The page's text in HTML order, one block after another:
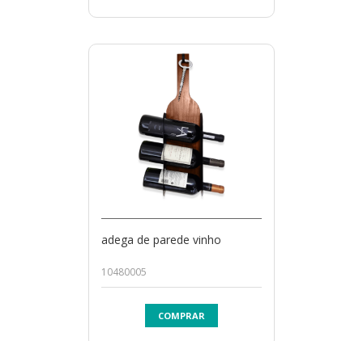
adega de parede vinho
10480005
COMPRAR